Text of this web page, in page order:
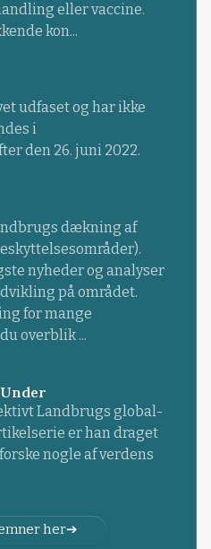
eller vaccine.
kon...
udfaset og har ikke
i
den 26. juni 2022.
dækning af
nyheder og analyser
på området.
for mange
overblik ...
Landbrugs global-
er han draget
nogle af verdens
her